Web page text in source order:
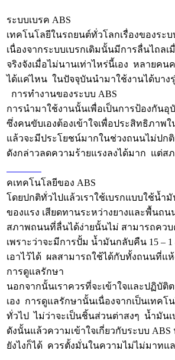
ระบบเบรค ABS
เทคโนโลยีในรถยนต์ทั่วโลกเรื่องของร
เนื่องจากระบบเบรกเดิมนั้นมีการลื่นไถล
จริงจังเมื่อไม่นานเท่าไหร่นี้เอง หลายค
ได้แค่ไหน ในปัจจุบันนำมาใช้งานได้บาง
การทำงานของระบบ ABS
การนำมาใช้งานนั้นเพื่อเป็นการป้องกันอุ
ซึ่งคนขับเองต้องเข้าใจเพื่อประสิทธิภา
แล้วจะมีประโยชน์มากในช่วงถนนไม่ปก
ดังกล่าวลดความร้ายแรงลงได้มาก แต่
คเทคโนโลยีของ ABS
โดยปกติทั่วไปแล้วเราใช้เบรกแบบใช้น้ำ
ของแรง เสียดทานระหว่างยางและพื้นถ
สภาพถนนที่ลื่นได้ง่ายนั้นไม่ สามารถควบ
เพราะว่าจะมีการปั้ม น้ำมันกลับคืน 15 –
เอาไว้ได้ ผลสามารถใช้ได้กับทั้งถนนที่แ
การดูแลรักษา
นอกจากนั้นเราควรที่จะเข้าใจและปฏิบั
เอง การดูแลรักษานั้นเนื่องจากเป็นเทค
ทั่วไป ไม่ว่าจะเป็นชิ้นส่วนต่าสงๆ น้ำมัน
ดังนั้นแล้วความเข้าใจเกี่ยวกับระบบ
ยังไงก็ได้ ควรตั้งมั่นในความไม่ไม่มาทแ